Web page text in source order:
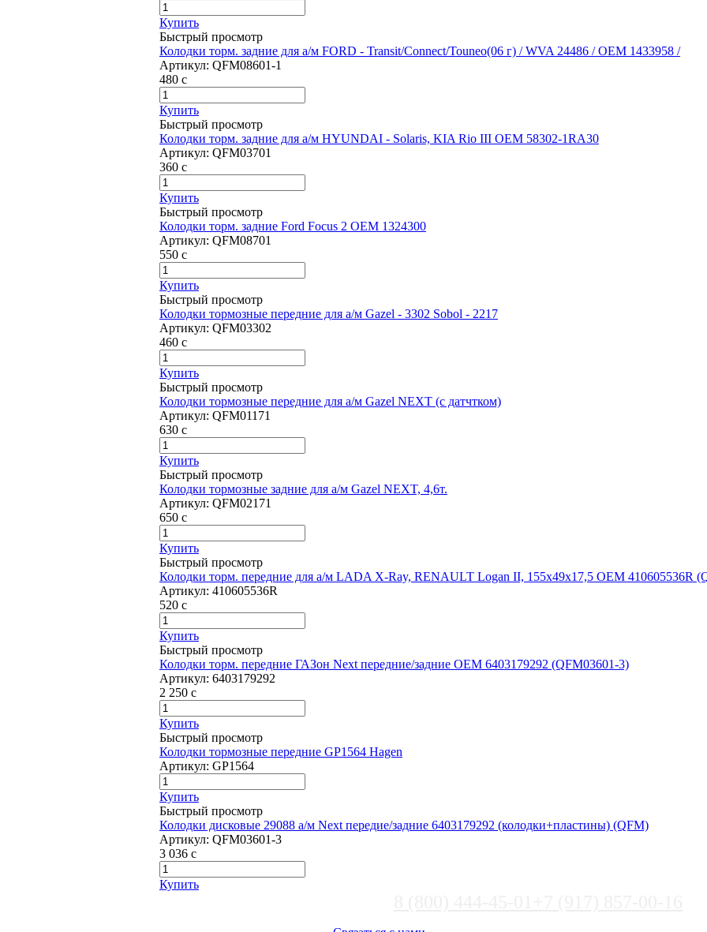
Купить
Быстрый просмотр
Колодки торм. задние для а/м FORD - Transit/Connect/Touneo(06 г) / WVA 24486 / OEM 1433958 /
Артикул: QFM08601-1
480 c
Купить
Быстрый просмотр
Колодки торм. задние для а/м HYUNDAI - Solaris, KIA Rio III OEM 58302-1RA30
Артикул: QFM03701
360 c
Купить
Быстрый просмотр
Колодки торм. задние Ford Focus 2 OEM 1324300
Артикул: QFM08701
550 c
Купить
Быстрый просмотр
Колодки тормозные передние для а/м Gazel - 3302 Sobol - 2217
Артикул: QFM03302
460 c
Купить
Быстрый просмотр
Колодки тормозные передние для а/м Gazel NEXT (с датчтком)
Артикул: QFM01171
630 c
Купить
Быстрый просмотр
Колодки тормозные задние для а/м Gazel NEXT, 4,6т.
Артикул: QFM02171
650 c
Купить
Быстрый просмотр
Колодки торм. передние для а/м LADA X-Ray, RENAULT Logan II, 155х49х17,5 OEM 410605536R
Артикул: 410605536R
520 c
Купить
Быстрый просмотр
Колодки торм. передние ГАЗон Next передние/задние ОЕМ 6403179292 (QFM03601-3)
Артикул: 6403179292
2 250 c
Купить
Быстрый просмотр
Колодки тормозные передние GP1564 Hagen
Артикул: GP1564
Купить
Быстрый просмотр
Колодки дисковые 29088 а/м Next передие/задние 6403179292 (колодки+пластины) (QFM)
Артикул: QFM03601-3
3 036 c
Купить